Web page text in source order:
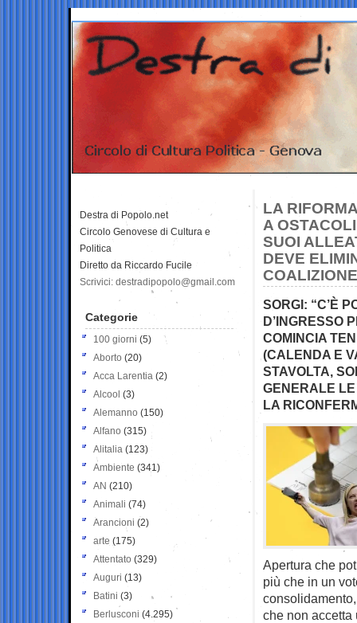
LA
A
SUOI
DEVE
SORGI: “C’È
D’INGRESSO
COMINCIA
(CALENDA E
STAVOLTA,
GENERALE LE
LA
Apertura che
più che in un
che non accetta
Destra di Popolo.net
Circolo Genovese di Cultura e
Politica
Diretto da Riccardo Fucile
Scrivici: destradipopolo@gmail.com
Categorie
100 giorni (5)
Aborto (20)
Acca Larentia (2)
Alcool (3)
Alemanno (150)
Alfano (315)
Alitalia (123)
Ambiente (341)
AN (210)
Animali (74)
Arancioni (2)
arte (175)
Attentato (329)
Auguri (13)
Batini (3)
Berlusconi (4.295)